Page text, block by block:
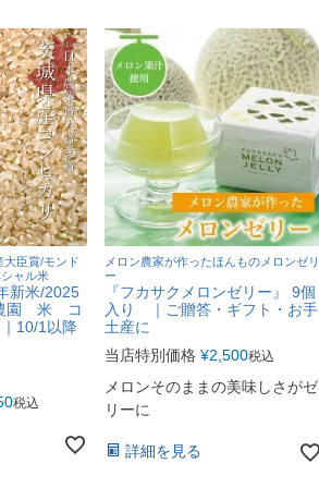
大臣賞/モンド
ャル米
新米/2025
園 米 コ
10/1以降
税込
メロン農家が作ったほんものメロンゼリ
ー
『フカサクメロンゼリー』 9個
入り ｜ご贈答・ギフト・お手
土産に
当店特別価格 ¥2,500税込
メロンそのままの美味しさがゼ
リーに
詳細を見る